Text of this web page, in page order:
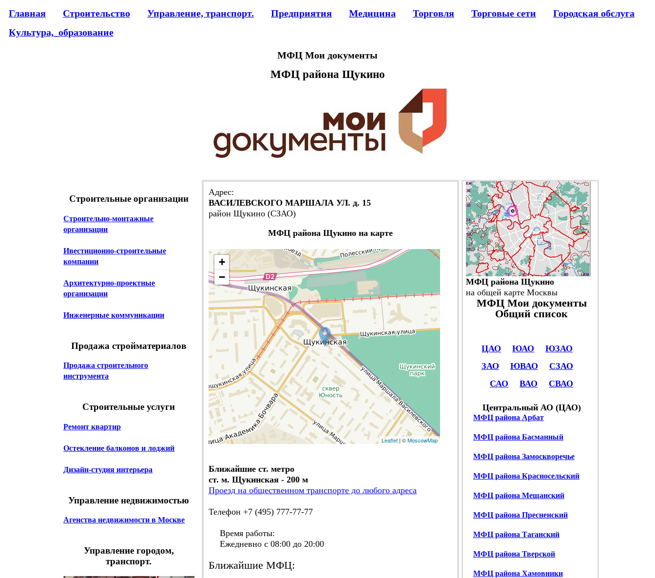
Главная Строительство Управление, транспорт. Предприятия Медицина Торговля Торговые сети
Городская обслуга
Культура,_образование
МФЦ Мои документы
МФЦ района Щукино
Строительные организации
Строительно-монтажные
организации
Ивестиционно-строительные
компании
Архитектурно-проектные
организации
Инженерные коммуникации
Продажа стройматериалов
Продажа строительного
инструмента
Строительные услуги
Ремонт квартир
Остекление балконов и лоджий
Дизайн-студия интерьера
Управление недвижимостью
Агенства недвижимости в Москве
Управление городом,
транспорт.
Адрес:
ВАСИЛЕВСКОГО МАРШАЛА УЛ. д. 15
район Щукино (СЗАО)
МФЦ района Щукино на карте
+
−
Leaflet| ©MoscowMap
Ближайшие ст. метро
ст. м. Щукинская - 200 м
Проезд на общественном транспорте до любого адреса
Телефон +7 (495) 777-77-77
Время работы:
Ежедневно с 08:00 до 20:00
Ближайшие МФЦ:
МФЦ района Щукино
на общей карте Москвы
МФЦ Мои документы
Общий список
ЦАО ЮАО
ЮЗАО
ЗАО
ЮВАО
СЗАО
САО
ВАО СВАО
Центральный АО (ЦАО)
МФЦ района Арбат
МФЦ района Басманный
МФЦ района Замоскворечье
МФЦ района Красносельский
МФЦ района Мещанский
МФЦ района Пресненский
МФЦ района Таганский
МФЦ района Тверской
МФЦ района Хамовники